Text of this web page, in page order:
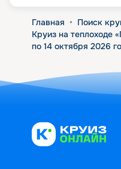
Главная • Поиск
Круиз на теплоходе
по 14 октября 2026